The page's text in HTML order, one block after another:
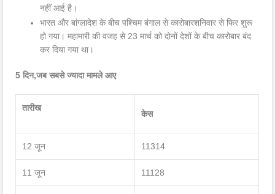
नहीं आई है।
भारत और बांग्लादेश के बीच पश्चिम बंगाल से कारोबारशनिवार से फिर शुरू
हो गया। महामारी की वजह से 23 मार्च को दोनों देशों के बीच कारोबार बंद
कर दिया गया था।
5 दिन,जब सबसे ज्यादा मामले आए
तारीख
केस
12 जून 11314
11 जून 11128